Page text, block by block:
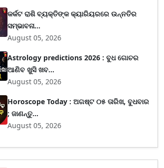
କର୍କଟ ରାଶି ବ୍ୟକ୍ତିଙ୍କ କ୍ୟାରିୟରରେ ଉନ୍ନତିର
ସମ୍ଭାବନା...
August 05, 2026
Astrology predictions 2026 : ବୁଧ ଗୋଚର
ଆଣିବ ଖୁସି ଖବ...
August 05, 2026
Horoscope Today : ଅଗଷ୍ଟ ୦୫ ତାରିଖ, ବୁଧବାର
; ଜାଣନ୍ତୁ...
August 05, 2026